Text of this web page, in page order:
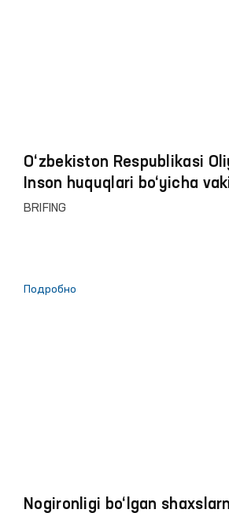
O‘zbekiston Respublikasi
Inson huquqlari bo‘yicha
(ombudsman)ga 2024
BRIFING
Подробно
Nogironligi bo‘lgan